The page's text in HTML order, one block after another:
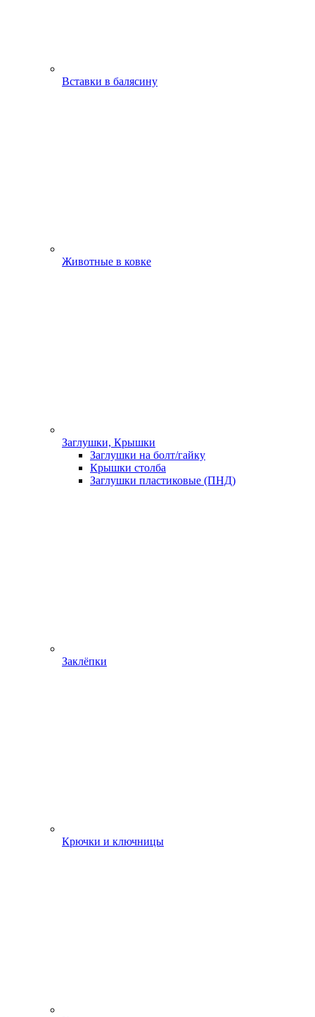
Вставки в балясину
Животные в ковке
Заглушки, Крышки
Заглушки на болт/гайку
Крышки столба
Заглушки пластиковые (ПНД)
Заклёпки
Крючки и ключницы